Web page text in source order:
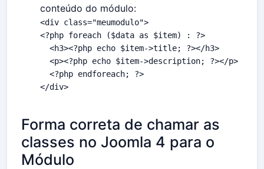
conteúdo do módulo:
<div class="meumodulo">
<?php foreach ($data as $item) : ?>
  <h3><?php echo $item->title; ?></h3>
  <p><?php echo $item->description; ?></p>
  <?php endforeach; ?>
</div>
Forma correta de chamar as
classes no Joomla 4 para o
Módulo